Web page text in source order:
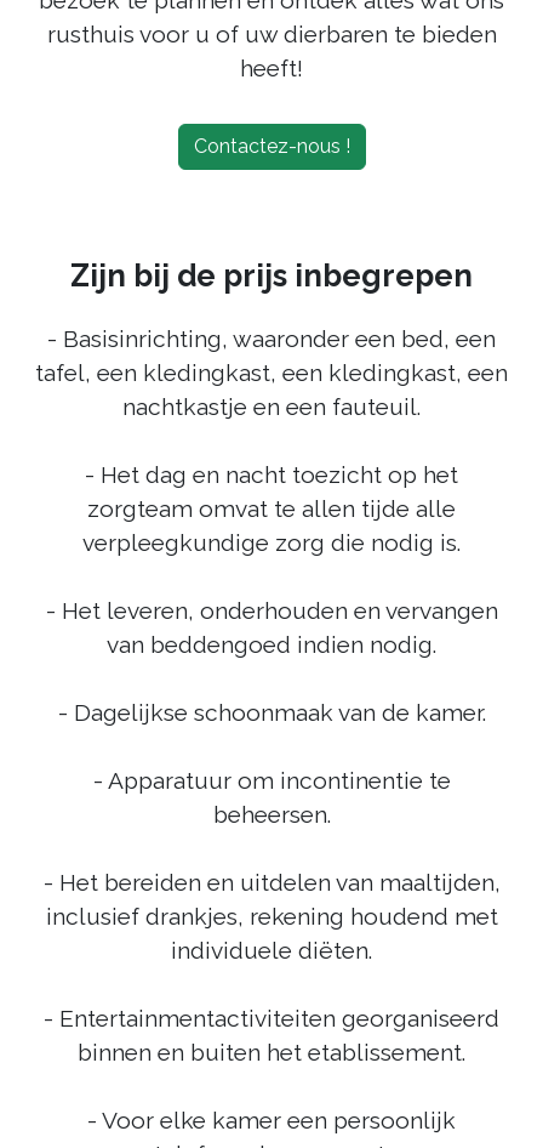
rusthuis voor u of uw dierbaren te bieden
heeft!
Contactez-nous !
Zijn bij de prijs inbegrepen
- Basisinrichting, waaronder een bed, een
tafel, een kledingkast, een kledingkast, een
nachtkastje en een fauteuil.
- Het dag en nacht toezicht op het
zorgteam omvat te allen tijde alle
verpleegkundige zorg die nodig is.
- Het leveren, onderhouden en vervangen
van beddengoed indien nodig.
- Dagelijkse schoonmaak van de kamer.
- Apparatuur om incontinentie te
beheersen.
- Het bereiden en uitdelen van maaltijden,
inclusief drankjes, rekening houdend met
individuele diëten.
- Entertainmentactiviteiten georganiseerd
binnen en buiten het etablissement.
- Voor elke kamer een persoonlijk